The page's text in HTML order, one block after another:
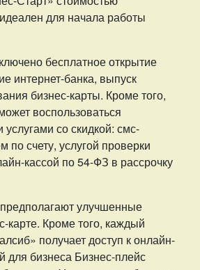
для начала работы
бесплатное открытие
интернет-банка, выпуск
бизнес-карты. Кроме того,
воспользоваться
со скидкой: смс-
счету, услугой проверки
кассой по 54-ФЗ в рассрочку
улучшенные
карте. Кроме того, каждый
получает доступ к онлайн-
для бизнеса Бизнес-плейс